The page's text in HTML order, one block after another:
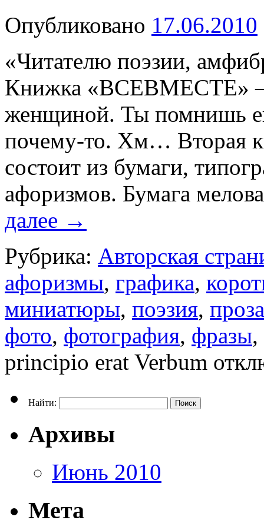
Опубликовано 17.06.2010
«Читателю поэзии,
Книжка «ВСЕВМЕСТЕ» —
женщиной. Ты помнишь
почему-то. Хм… Вторая
состоит из бумаги,
афоризмов. Бумага
далее →
Рубрика: Авторская
афоризмы, графика,
миниатюры, поэзия, проза
фото, фотография, фразы,
principio erat Verbum
Найти:
Архивы
Июнь 2010
Мета